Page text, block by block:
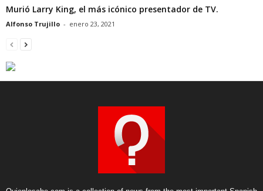
Murió Larry King, el más icónico presentador de TV.
Alfonso Trujillo - enero 23, 2021